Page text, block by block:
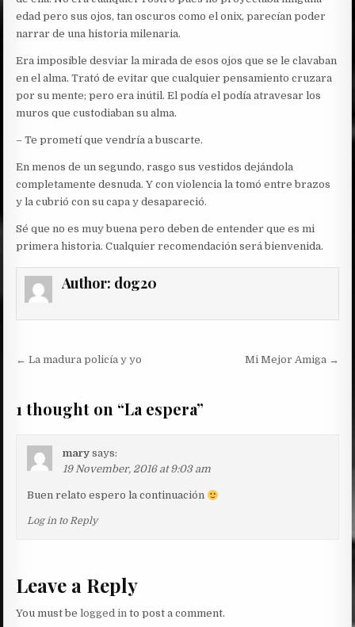
edad pero sus ojos, tan oscuros como el onix, parecían poder
narrar de una historia milenaria.
Era imposible desviar la mirada de esos ojos que se le clavaban
en el alma. Trató de evitar que cualquier pensamiento cruzara
por su mente; pero era inútil. El podía el podía atravesar los
muros que custodiaban su alma.
– Te prometí que vendría a buscarte.
En menos de un segundo, rasgo sus vestidos dejándola
completamente desnuda. Y con violencia la tomó entre brazos
y la cubrió con su capa y desapareció.
Sé que no es muy buena pero deben de entender que es mi
primera historia. Cualquier recomendación será bienvenida.
Author: dog20
Post
← La madura policía y yo Mi Mejor Amiga →
1 thought on “La espera”
mary says:
19 November, 2016 at 9:03 am
Buen relato espero la continuación
Log in to Reply
Leave a Reply
You must belogged in to post a comment.